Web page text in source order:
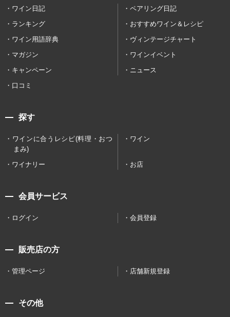
ワイン日記
ペアリング日記
ランキング
おすすめワイン＆レシピ
ワイン用語辞典
ヴィンテージチャート
マガジン
ワインイベント
キャンペーン
ニュース
口コミ
探す
ワインに合うレシピ(料理・おつ
まみ)
ワイン
ワイナリー お店
会員サービス
ログイン 会員登録
販売店の方
管理ページ 店舗新規登録
その他